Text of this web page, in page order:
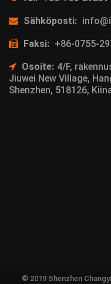
Sähköposti:
Faksi: +86-0755-
Osoite: 4/F,
Jiuwei New Village,
Shenzhen, 518126,
© 2019 Shenzhen